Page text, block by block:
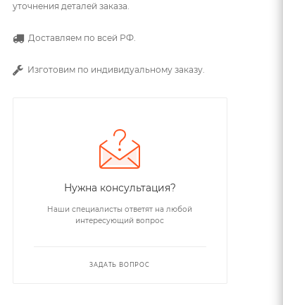
уточнения деталей заказа.
Доставляем по всей РФ.
Изготовим по индивидуальному заказу.
Нужна консультация?
Наши специалисты ответят на любой
интересующий вопрос
ЗАДАТЬ ВОПРОС